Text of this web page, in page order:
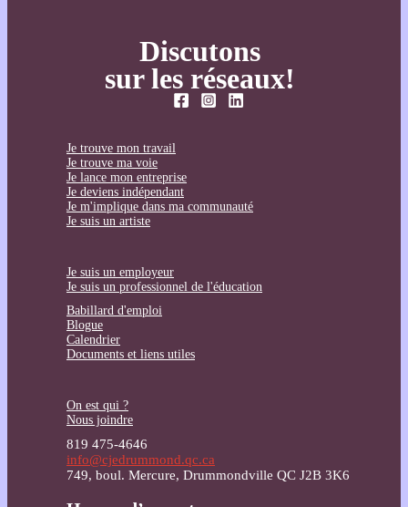
Discutons
sur les réseaux!
Je trouve mon travail
Je trouve ma voie
Je lance mon entreprise
Je deviens indépendant
Je m'implique dans ma communauté
Je suis un artiste
Je suis un employeur
Je suis un professionnel de l'éducation
Babillard d'emploi
Blogue
Calendrier
Documents et liens utiles
On est qui ?
Nous joindre
819 475-4646
info@cjedrummond.qc.ca
749, boul. Mercure, Drummondville QC J2B 3K6